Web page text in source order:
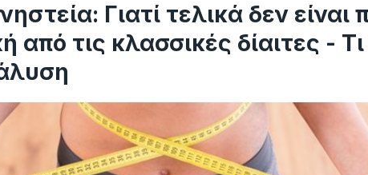
Γιατί τελικά δεν είναι
από τις κλασσικές δίαιτες - Τι